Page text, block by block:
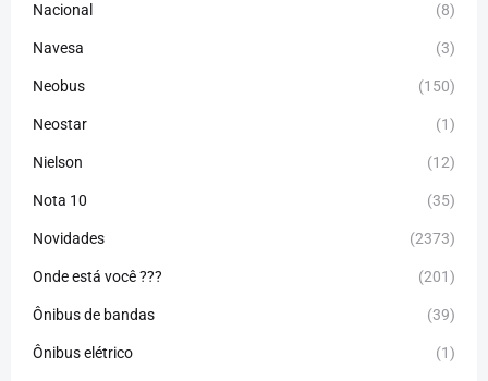
Nacional (8)
Navesa (3)
Neobus (150)
Neostar (1)
Nielson (12)
Nota 10 (35)
Novidades (2373)
Onde está você ??? (201)
Ônibus de bandas (39)
Ônibus elétrico (1)